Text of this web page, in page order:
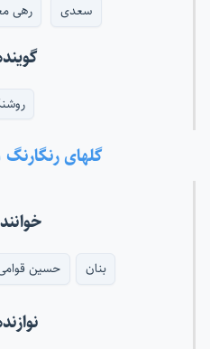
سعدی رهی
گلهای رنگارنگ ۲۵۱ - همایون
بنان حسین